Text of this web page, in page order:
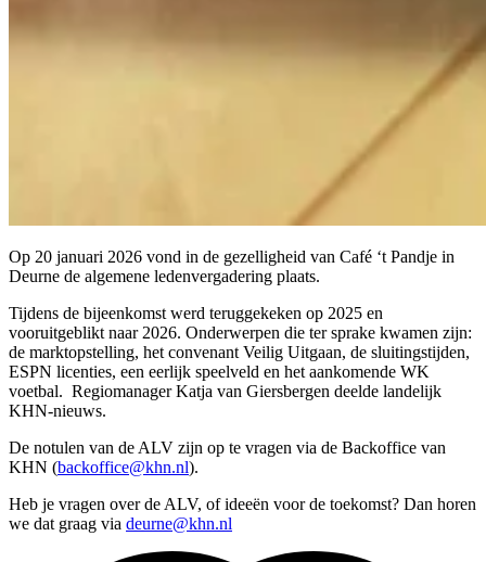
Op 20 januari 2026 vond in de gezelligheid van Café ‘t Pandje in
Deurne de algemene ledenvergadering plaats.
Tijdens de bijeenkomst werd teruggekeken op 2025 en
vooruitgeblikt naar 2026. Onderwerpen die ter sprake kwamen zijn:
de marktopstelling, het convenant Veilig Uitgaan, de sluitingstijden,
ESPN licenties, een eerlijk speelveld en het aankomende WK
voetbal. Regiomanager Katja van Giersbergen deelde landelijk
KHN-nieuws.
De notulen van de ALV zijn op te vragen via de Backoffice van
KHN (backoffice@khn.nl).
Heb je vragen over de ALV, of ideeën voor de toekomst? Dan horen
we dat graag via deurne@khn.nl